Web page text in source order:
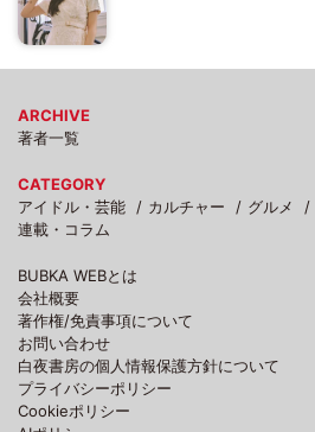
ARCHIVE
著者一覧
CATEGORY
アイドル・芸能
カルチャー グルメ
連載・コラム
BUBKA WEBとは
会社概要
著作権/免責事項について
お問い合わせ
白夜書房の個人情報保護方針について
プライバシーポリシー
Cookieポリシー